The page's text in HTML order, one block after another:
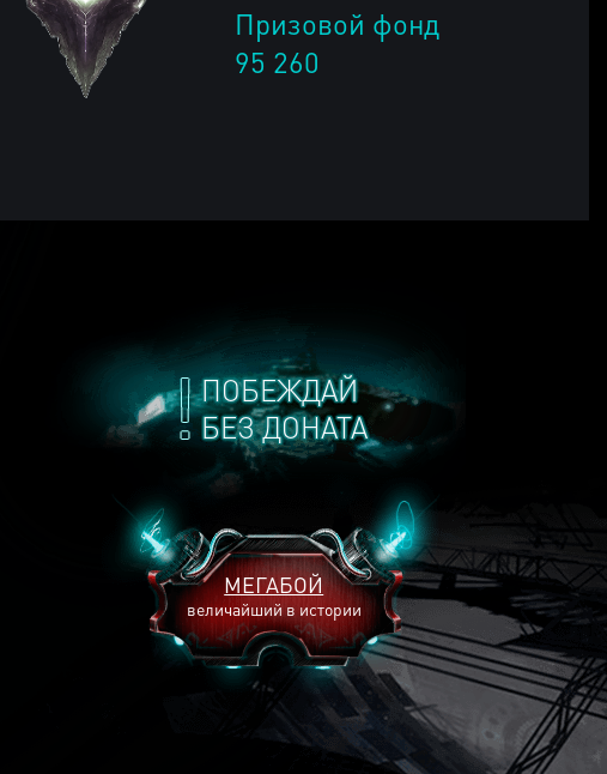
ПОБЕЖДАЙ
БЕЗ ДОНАТА
МЕГАБОЙ
величайший в истории
Призовой фонд
95 260